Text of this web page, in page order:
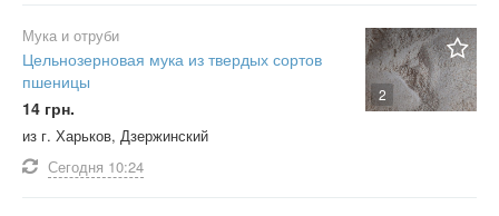
2
Мука и отруби
Цельнозерновая мука из твердых сортов
пшеницы
14 грн.
из г. Харьков, Дзержинский
Сегодня 10:24